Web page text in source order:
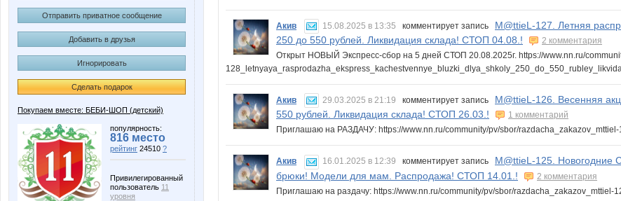
Отправить приватное сообщение
Добавить в друзья
Игнорировать
Сделать подарок
Покупаем вместе: БЕБИ-ШОП (детский)
популярность:
816 место
рейтинг 24510 ?
Привилегированный
пользователь 11
уровня
Акив 15.08.2025 в 13:35 комментирует запись M@ttieL-127. Летняя
250 до 550 рублей. Ликвидация склада! СТОП 04.08.!
2 комментария
Открыт НОВЫЙ Экспресс-сбор на 5 дней СТОП 20.08.2025г. https://www.nn.ru/
Акив 29.03.2025 в 21:19 комментирует запись M@ttieL-126. Весенняя
550 рублей. Ликвидация склада! СТОП 26.03.!
1 комментарий
Приглашаю на РАЗДАЧУ: https://www.nn.ru/community/pv/sbor/
Акив 16.01.2025 в 12:39 комментирует запись M@ttieL-125. Новогодние
брюки! Модели для мам. Распродажа! СТОП 14.01.!
2 комментария
Приглашаю на раздачу: https://www.nn.ru/community/pv/sbor/razdacha_zakazov_mttiel-